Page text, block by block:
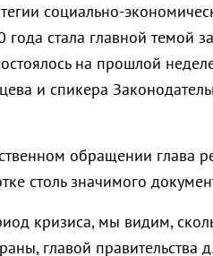
социально-
года стала главной темой
на прошлой
и спикера
обращении глава
столь значимого
кризиса, мы видим,
главой правительства